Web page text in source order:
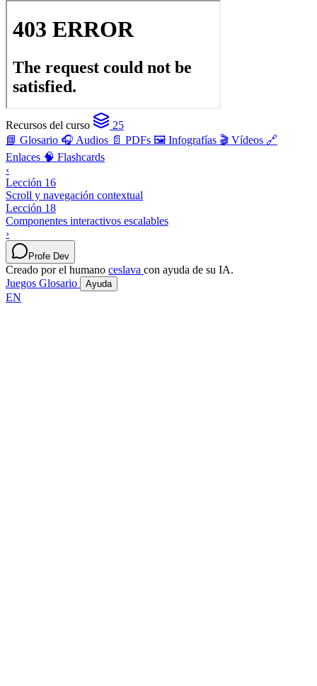
Recursos del curso
25
📘 Glosario 🎧 Audios 📄 PDFs 🖼️ Infografías 🎬 Vídeos 🔗
Enlaces 🧠 Flashcards
‹
Lección 16
Scroll y navegación contextual
Lección 18
Componentes interactivos escalables
›
Profe Dev
Creado por el humano ceslava con ayuda de su IA.
Juegos Glosario Ayuda
EN